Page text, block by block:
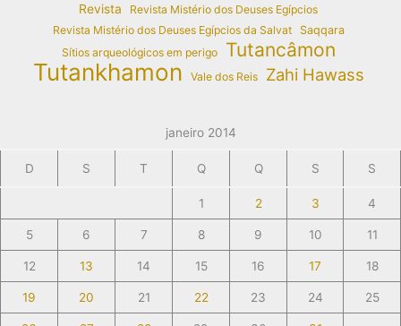
Revista
Revista Mistério dos Deuses Egípcios
Revista Mistério dos Deuses Egípcios da Salvat
Saqqara
Sítios arqueológicos em perigo
Tutancâmon
Tutankhamon Vale dos Reis Zahi Hawass
janeiro 2014
D S T Q Q S S
1 2 3 4
5 6 7 8 9 10 11
12 13 14 15 16 17 18
19 20 21 22 23 24 25